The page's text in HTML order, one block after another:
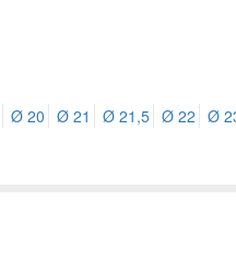
Ø 20 Ø 21 Ø 21,5 Ø 22 Ø